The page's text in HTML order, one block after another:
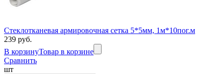
Стеклотканевая армировочная сетка 5*5мм, 1м*10пог.м
239 руб.
В корзинуТовар в корзине
Сравнить
шт